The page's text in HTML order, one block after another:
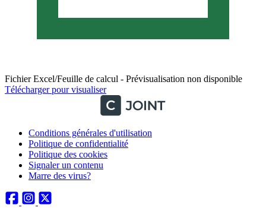
Fichier Excel/Feuille de calcul - Prévisualisation non disponible
Télécharger pour visualiser
Conditions générales d'utilisation
Politique de confidentialité
Politique des cookies
Signaler un contenu
Marre des virus?